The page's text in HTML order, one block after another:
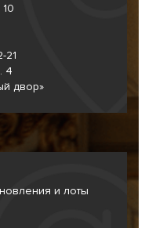
21
4
двор»
и лоты